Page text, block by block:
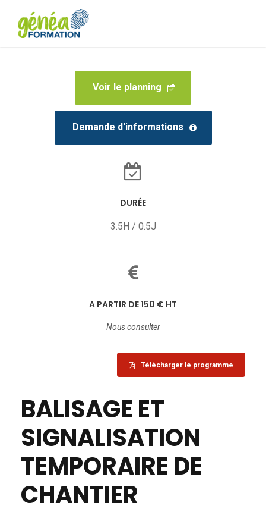
Voir le planning
Demande d'informations
DURÉE
3.5H / 0.5J
A PARTIR DE 150 € HT
Nous consulter
Télécharger le programme
BALISAGE ET
SIGNALISATION
TEMPORAIRE DE
CHANTIER